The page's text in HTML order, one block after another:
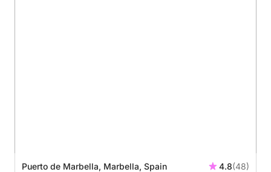
Puerto de Marbella, Marbella, Spain 4.8(48)